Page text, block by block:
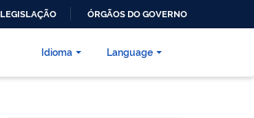
LEGISLAÇÃO ÓRGÃOS DO GOVERNO
Language
Idioma